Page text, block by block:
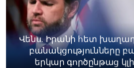
Վենս․ Իրանի հետ
բանակցությունները
երկար գործընթաց